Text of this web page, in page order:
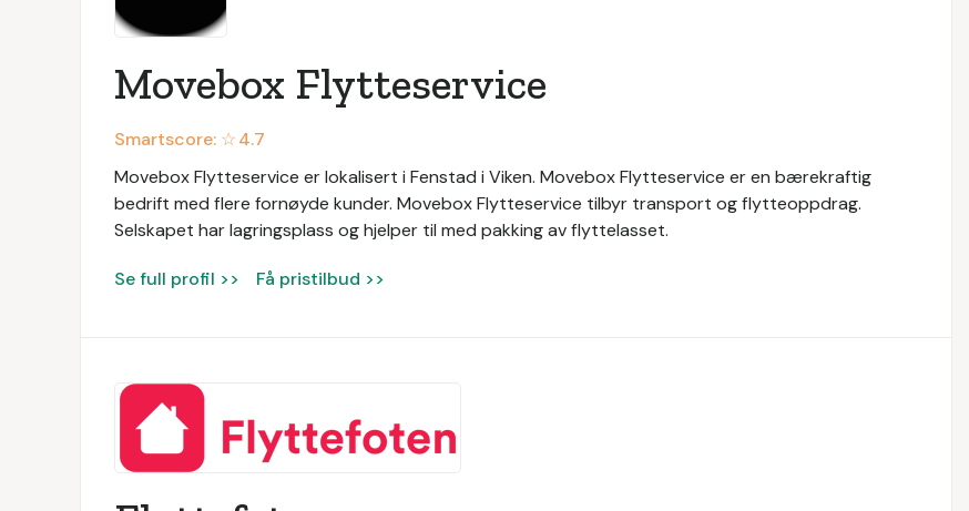
Movebox Flytteservice
Smartscore: ☆4.7
Movebox Flytteservice er lokalisert i Fenstad i Viken. Movebox Flytteservice er en bærekraftig
bedrift med flere fornøyde kunder. Movebox Flytteservice tilbyr transport og flytteoppdrag.
Selskapet har lagringsplass og hjelper til med pakking av flyttelasset.
Se full profil >> Få pristilbud >>